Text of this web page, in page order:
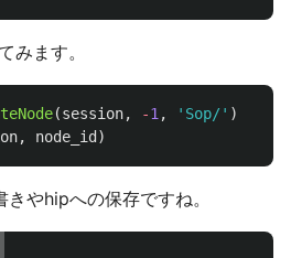
みます。
(session, -1 , ' Sop/' )
, node_id )
やhipへの保存ですね。